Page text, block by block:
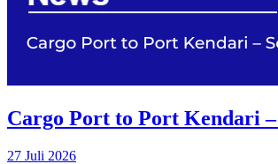
Cargo Port to Port Kendari
27 Juli 2026